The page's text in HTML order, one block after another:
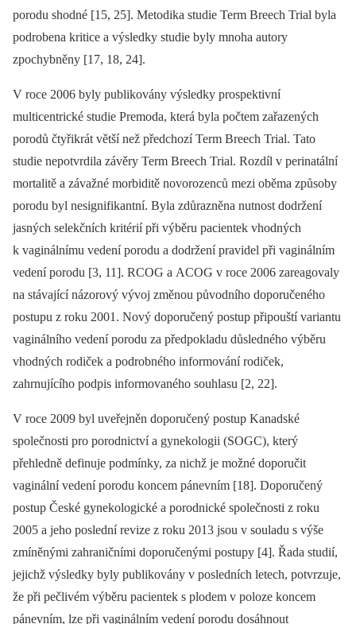
porodu shodné [15, 25]. Metodika studie Term Breech Trial byla
podrobena kritice a výsledky studie byly mnoha autory
zpochybněny [17, 18, 24].
V roce 2006 byly publikovány výsledky prospektivní
multicentrické studie Premoda, která byla počtem zařazených
porodů čtyřikrát větší než předchozí Term Breech Trial. Tato
studie nepotvrdila závěry Term Breech Trial. Rozdíl v perinatální
mortalitě a závažné morbiditě novorozenců mezi oběma způsoby
porodu byl nesignifikantní. Byla zdůrazněna nutnost dodržení
jasných selekčních kritérií při výběru pacientek vhodných
k vaginálnímu vedení porodu a dodržení pravidel při vaginálním
vedení porodu [3, 11]. RCOG a ACOG v roce 2006 zareagovaly
na stávající názorový vývoj změnou původního doporučeného
postupu z roku 2001. Nový doporučený postup připouští variantu
vaginálního vedení porodu za předpokladu důsledného výběru
vhodných rodiček a podrobného informování rodiček,
zahrnujícího podpis informovaného souhlasu [2, 22].
V roce 2009 byl uveřejněn doporučený postup Kanadské
společnosti pro porodnictví a gynekologii (SOGC), který
přehledně definuje podmínky, za nichž je možné doporučit
vaginální vedení porodu koncem pánevním [18]. Doporučený
postup České gynekologické a porodnické společnosti z roku
2005 a jeho poslední revize z roku 2013 jsou v souladu s výše
zmíněnými zahraničními doporučenými postupy [4]. Řada studií,
jejichž výsledky byly publikovány v posledních letech, potvrzuje,
že při pečlivém výběru pacientek s plodem v poloze koncem
pánevním, lze při vaginálním vedení porodu dosáhnout